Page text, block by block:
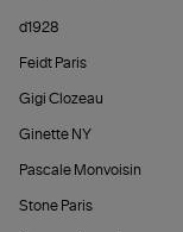
d1928
Feidt Paris
Gigi Clozeau
Ginette NY
Pascale Monvoisin
Stone Paris